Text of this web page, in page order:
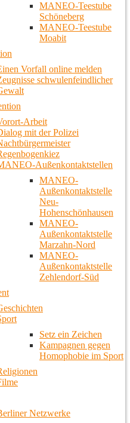
MANEO-Teestube
Schöneberg
MANEO-Teestube
Moabit
Vorfall online melden
schwulenfeindlicher
Arbeit
mit der Polizei
Außenkontaktstellen
MANEO-
Außenkontaktstelle
Neu-
Hohenschönhausen
MANEO-
Außenkontaktstelle
Marzahn-Nord
MANEO-
Außenkontaktstelle
Zehlendorf-Süd
Setz ein Zeichen
Kampagnen gegen
Homophobie im Sport
Netzwerke